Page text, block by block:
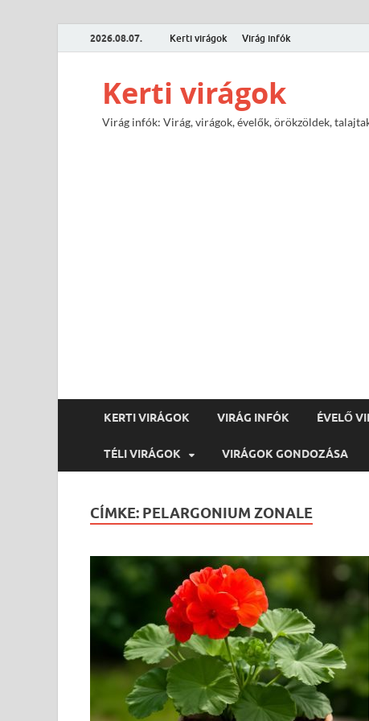
2026.08.07. Kerti virágok Virág infók
Kerti virágok
Virág infók: Virág, virágok, évelők, örökzöldek,
KERTI VIRÁGOK VIRÁG INFÓK ÉVELŐ
TÉLI VIRÁGOK VIRÁGOK GONDOZÁSA
CÍMKE: PELARGONIUM ZONALE